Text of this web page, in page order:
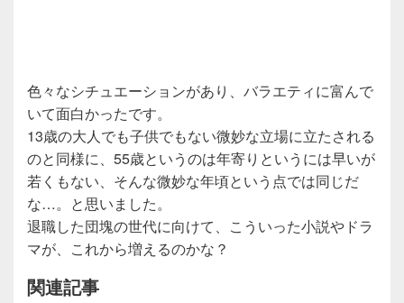
色々なシチュエーションがあり、バラエティに富んで
いて面白かったです。
13歳の大人でも子供でもない微妙な立場に立たされる
のと同様に、55歳というのは年寄りというには早いが
若くもない、そんな微妙な年頃という点では同じだ
な…。と思いました。
退職した団塊の世代に向けて、こういった小説やドラ
マが、これから増えるのかな？
関連記事